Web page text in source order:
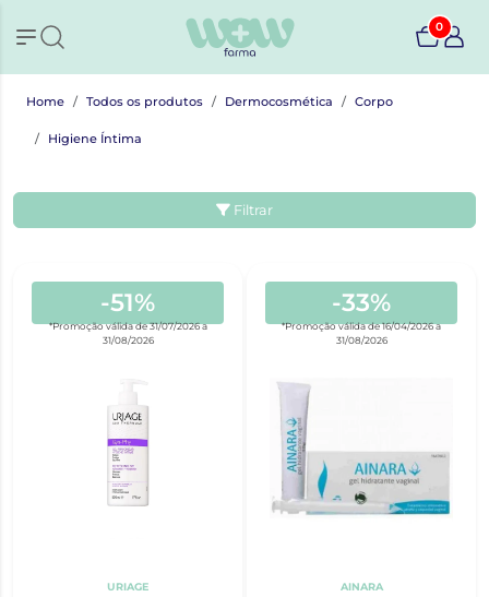
0
Home Todos os produtos Dermocosmética Corpo
Higiene Íntima
Filtrar
-51%
*Promoção válida de 31/07/2026 a
31/08/2026
URIAGE
-33%
*Promoção válida de 16/04/2026 a
31/08/2026
AINARA